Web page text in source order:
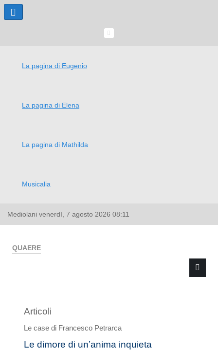
La pagina di Eugenio
La pagina di Elena
La pagina di Mathilda
Musicalia
Mediolani venerdì, 7 agosto 2026 08:11
QUAERE
Articoli
Le case di Francesco Petrarca
Le dimore di un’anima inquieta